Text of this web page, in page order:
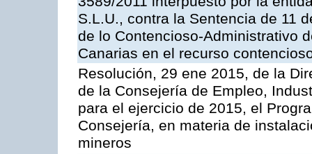
S.L.U., contra la Sentencia de 11
de lo Contencioso-Administrativo
Canarias en el recurso
Resolución, 29 ene 2015, de la
de la Consejería de Empleo,
para el ejercicio de 2015, el
Consejería, en materia de
mineros